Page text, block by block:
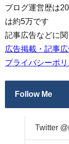
ブログ運営歴は
は約5万です
記事広告などに
広告掲載・記事
プライバシーポ
Follow Me
Twitter